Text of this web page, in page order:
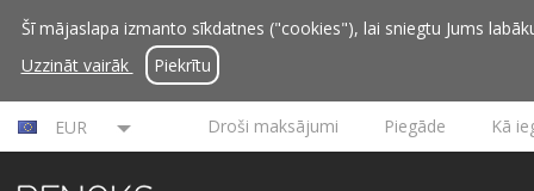
Šī mājaslapa izmanto sīkdatnes ("cookies"), lai sniegtu Jums
Uzzināt vairāk
Piekrītu
EUR Droši maksājumi Piegāde Kā